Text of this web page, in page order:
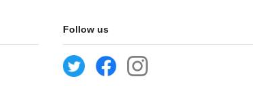
Follow us